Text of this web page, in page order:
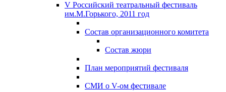
V Российский театральный фестиваль
им.М.Горького, 2011 год
Состав организационного комитета
Состав жюри
План мероприятий фестиваля
СМИ о V-ом фестивале